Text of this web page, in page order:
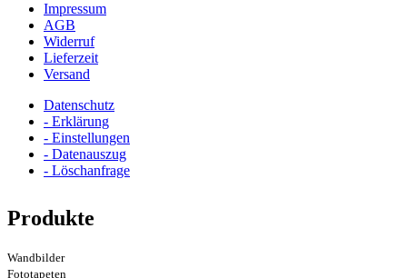
Impressum
AGB
Widerruf
Lieferzeit
Versand
Datenschutz
- Erklärung
- Einstellungen
- Datenauszug
- Löschanfrage
Produkte
Wandbilder
Fototapeten